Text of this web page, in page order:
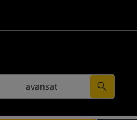
avansat